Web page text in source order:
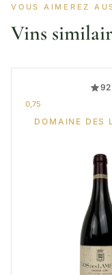
VOUS AIMEREZ
Vins
92
0,75
DOMAINE DES